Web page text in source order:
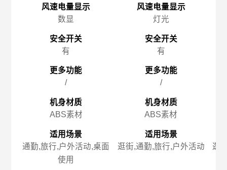
风速电量显示
数显
安全开关
有
更多功能
/
机身材质
ABS素材
适用场景
通勤,旅行,户外活动,桌面
使用
风速电量显示
灯光
安全开关
有
更多功能
/
机身材质
ABS素材
适用场景
逛街,通勤,旅行,户外活动
逛